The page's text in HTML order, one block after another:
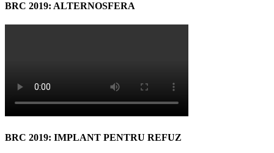
BRC 2019: ALTERNOSFERA
BRC 2019: IMPLANT PENTRU REFUZ